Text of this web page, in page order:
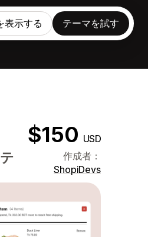
表示する テーマを試す
$150 USD
作成者：
ShopiDevs